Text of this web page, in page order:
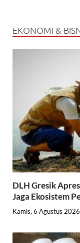
EKONOMI &
DLH Gresik
Jaga Ekosistem
Kamis, 6 Agustus